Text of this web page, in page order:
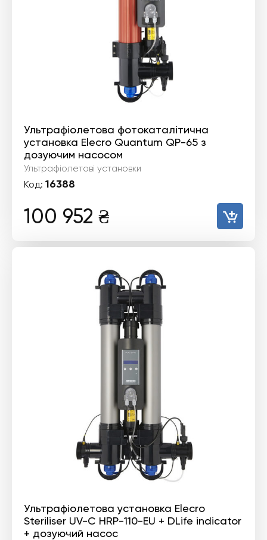
Ультрафіолетова фотокаталітична
установка Elecro Quantum QP-65 з
дозуючим насосом
Ультрафіолетові установки
Код: 16388
100 952 ₴
Ультрафіолетова установка Elecro
Steriliser UV-C HRP-110-EU + DLife indicator
+ дозуючий насос